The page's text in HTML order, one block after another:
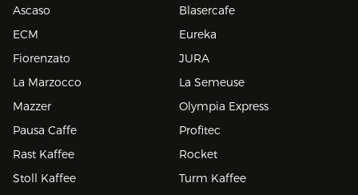
Ascaso
Blasercafe
ECM
Eureka
Fiorenzato
JURA
La Marzocco
La Semeuse
Mazzer
Olympia Express
Pausa Caffe
Profitec
Rast Kaffee
Rocket
Stoll Kaffee
Turm Kaffee